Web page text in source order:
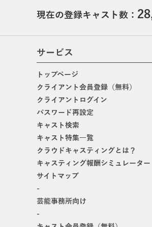
現在の登録キャスト数：
サービス
トップページ
クライアント会員登録（無料）
クライアントログイン
パスワード再設定
キャスト検索
キャスト特集一覧
クラウドキャスティングとは？
キャスティング報酬シミュレーター
サイトマップ
-
芸能事務所向け
-